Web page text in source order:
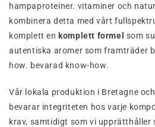
hampaproteiner. vitaminer och
kombinera detta med vårt
komplett en komplett formel som
autentiska aromer som framträder
how. bevarad know-how.
Vår lokala produktion i Bretagne
bevarar integriteten hos varje
krav, samtidigt som vi